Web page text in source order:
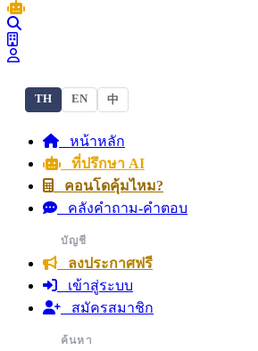
TH EN 中
หน้าหลัก
ที่ปรึกษา AI
คอนโดคุ้มไหม?
คลังคำถาม-คำตอบ
บัญชี
ลงประกาศฟรี
เข้าสู่ระบบ
สมัครสมาชิก
ค้นหา